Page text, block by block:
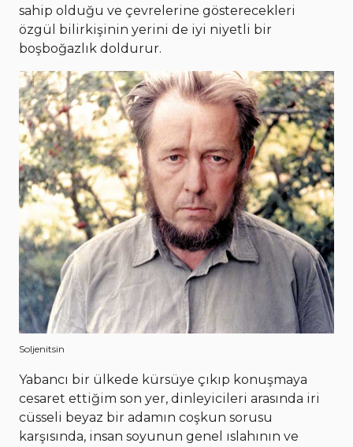
sahip olduğu ve çevrelerine gösterecekleri
özgül bilirkişinin yerini de iyi niyetli bir
boşboğazlık doldurur.
Soljenitsin
Yabancı bir ülkede kürsüye çıkıp konuşmaya
cesaret ettiğim son yer, dinleyicileri arasında iri
cüsseli beyaz bir adamın coşkun sorusu
karşısında, insan soyunun genel ıslahının ve